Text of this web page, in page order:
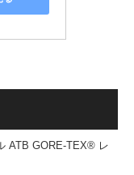
ATB GORE-TEX® レ